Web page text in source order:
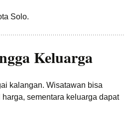
Solo.
Keluarga
kalangan. Wisatawan bisa
sementara keluarga dapat